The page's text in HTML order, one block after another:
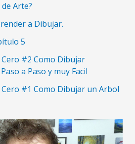
Arte?
a Dibujar.
5
#2 Como Dibujar
a Paso y muy Facil
#1 Como Dibujar un Arbol